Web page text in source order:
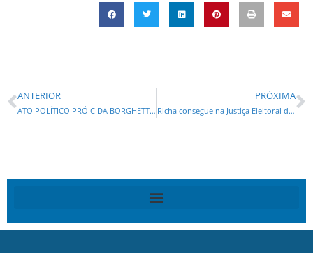
ANTERIOR
ATO POLÍTICO PRÓ CIDA BORGHETTI ORGANIZADO PELA UGT-PR/FEMOCLAM reúnem mais de 5 mil pessoas em Curitiba
PRÓXIMA
Richa consegue na Justiça Eleitoral decisão para exibir programa eleitoral